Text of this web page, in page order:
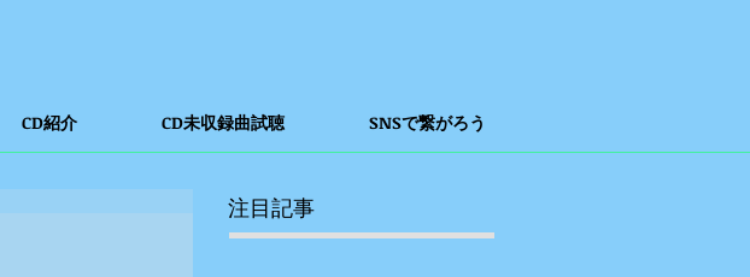
CD紹介 CD未収録曲試聴 SNSで繋がろう
注目記事